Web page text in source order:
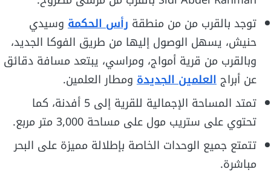
توجد بالقرب من من منطقة رأس الحكمة وسيدي
حنيش، يسهل الوصول إليها من طريق الفوكا الجديد،
وبالقرب من قرية أمواج، ومراسي، يبتعد مسافة دقائق
عن أبراجالعلمين الجديدة ومطار العلمين.
تمتد المساحة الإجمالية للقرية إلى 5 أفدنة، كما
تحتوي على ستريب مول على مساحة 3,000 متر مربع.
تتمتع جميع الوحدات الخاصة بإطلالة مميزة على البحر
مباشرة.